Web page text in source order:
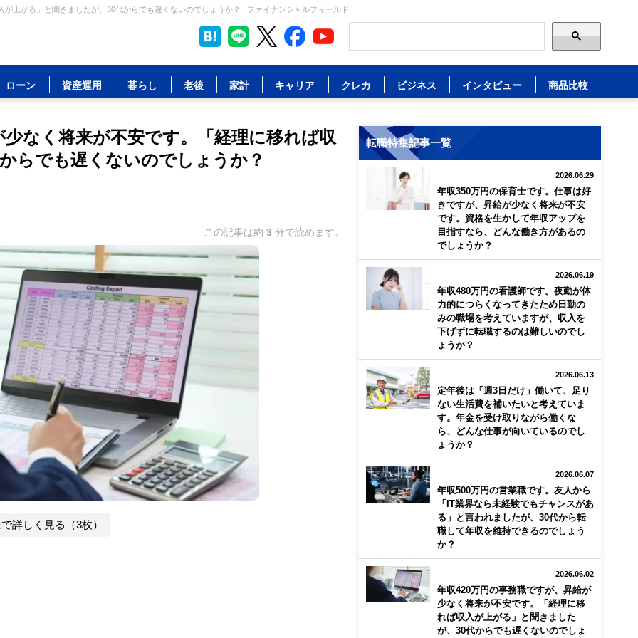
上がる」と聞きましたが、30代からでも遅くないのでしょうか？ | ファイナンシャルフィールド
ローン 資産運用 暮らし 老後 家計 キャリア クレカ ビジネス インタビュー 商品比較
なく将来が不安です。「経理に移れば収
らでも遅くないのでしょうか？
この記事は約 3 分で読めます。
詳しく見る（3枚）
転職特集記事一覧
2026.06.29
年収350万円の保育士です。仕事は好
きですが、昇給が少なく将来が不安
です。資格を生かして年収アップを
目指すなら、どんな働き方があるの
でしょうか？
2026.06.19
年収480万円の看護師です。夜勤が体
力的につらくなってきたため日勤の
みの職場を考えていますが、収入を
下げずに転職するのは難しいのでし
ょうか？
2026.06.13
定年後は「週3日だけ」働いて、足り
ない生活費を補いたいと考えていま
す。年金を受け取りながら働くな
ら、どんな仕事が向いているのでし
ょうか？
2026.06.07
年収500万円の営業職です。友人から
「IT業界なら未経験でもチャンスがあ
る」と言われましたが、30代から転
職して年収を維持できるのでしょう
か？
2026.06.02
年収420万円の事務職ですが、昇給が
少なく将来が不安です。「経理に移
れば収入が上がる」と聞きました
が、30代からでも遅くないのでしょ